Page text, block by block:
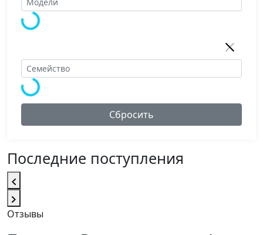
Сбросить
Последние поступления
Отзывы